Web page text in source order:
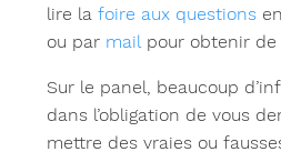
lire la foire aux questions
ou par mailpour obtenir de
Sur le panel, beaucoup
dans l’obligation de vous
mettre des vraies ou